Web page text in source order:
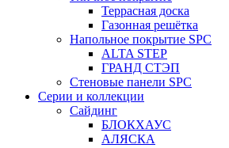
Террасная доска
Газонная решётка
Напольное покрытие SPC
ALTA STEP
ГРАНД СТЭП
Стеновые панели SPC
Серии и коллекции
Сайдинг
БЛОКХАУС
АЛЯСКА